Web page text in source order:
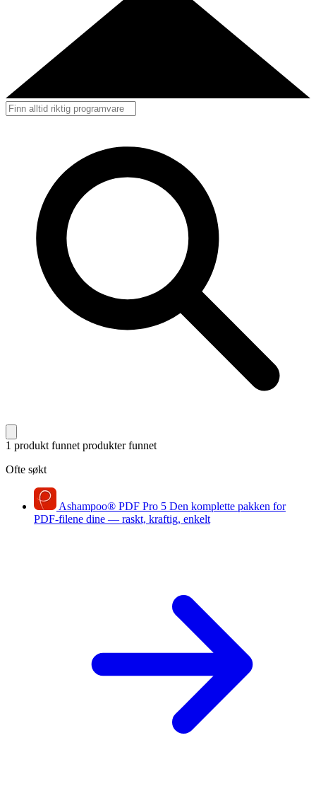
1 produkt funnet produkter funnet
Ofte søkt
Ashampoo® PDF Pro 5 Den komplette pakken for
PDF-filene dine — raskt, kraftig, enkelt